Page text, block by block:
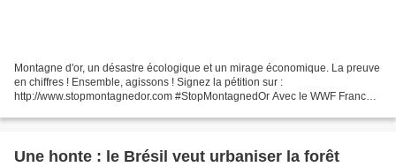
Montagne d'or, un désastre écologique et un mirage économique. La preuve
en chiffres ! Ensemble, agissons ! Signez la pétition sur :
http://www.stopmontagnedor.com #StopMontagnedOr Avec le WWF France,
Une honte : le Brésil veut urbaniser la forêt